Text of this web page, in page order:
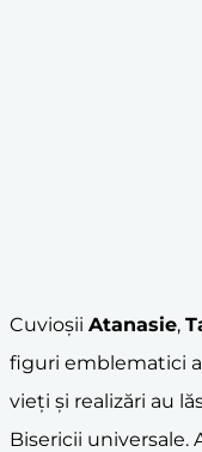
Cuvioșii Atanasie,
figuri emblematici
vieți și realizări au
Bisericii universale.